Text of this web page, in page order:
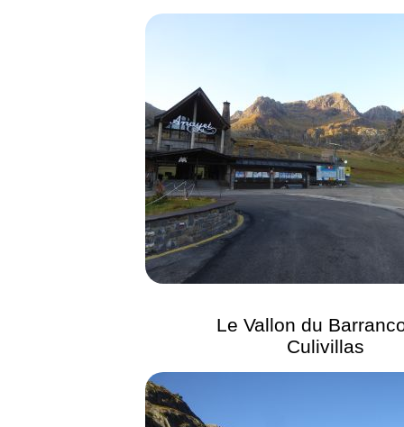
Le Vallon du
Culivillas